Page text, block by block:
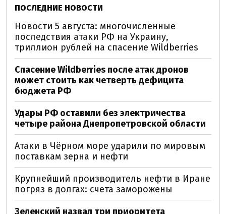
ПОСЛЕДНИЕ НОВОСТИ
Новости 5 августа: многочисленные
последствия атаки РФ на Украину,
триллион рублей на спасение Wildberries
Спасение Wildberries после атак дронов
может стоить как четверть дефицита
бюджета РФ
Удары РФ оставили без электричества
четыре района Днепропетровской области
Атаки в Чёрном море ударили по мировым
поставкам зерна и нефти
Крупнейший производитель нефти в Иране
погряз в долгах: счета заморожены
Зеленский назвал три приоритета